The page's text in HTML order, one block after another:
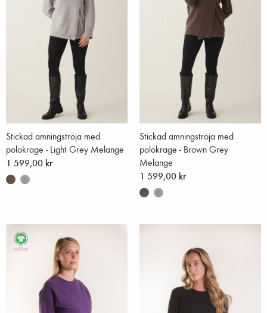
Stickad amningströja med
polokrage - Light Grey Melange
1 599,00 kr
Stickad amningströja med
polokrage - Brown Grey
Melange
1 599,00 kr